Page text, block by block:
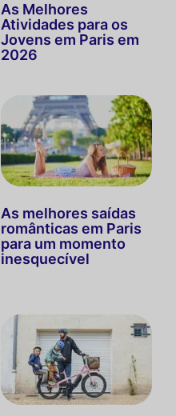
As Melhores
Atividades para os
Jovens em Paris em
2026
As melhores saídas
românticas em Paris
para um momento
inesquecível